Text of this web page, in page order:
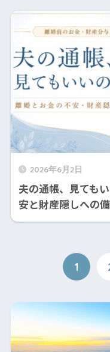
2026年6月2日
夫の通帳、見ても
安と財産隠しへの
1